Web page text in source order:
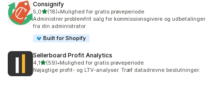
Consignify
5,0ud af 5 stjerner
(18)
18 anmeldelser i alt
•Mulighed for gratis prøveperiode
Administrer problemfrit salg for kommissionsgivere og udbetalinger
fra din administrator
Built for Shopify
Sellerboard Profit Analytics
4,1ud af 5 stjerner
(59)
59 anmeldelser i alt
•Mulighed for gratis prøveperiode
Nøjagtige profit- og LTV-analyser. Træf datadrevne beslutninger.